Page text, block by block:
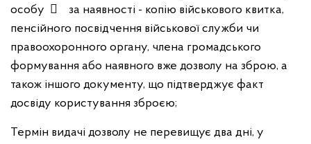
особу  за наявності - копію військового квитка,
пенсійного посвідчення військової служби чи
правоохоронного органу, члена громадського
формування або наявного вже дозволу на зброю, а
також іншого документу, що підтверджує факт
досвіду користування зброєю;
Термін видачі дозволу не перевищує два дні, у